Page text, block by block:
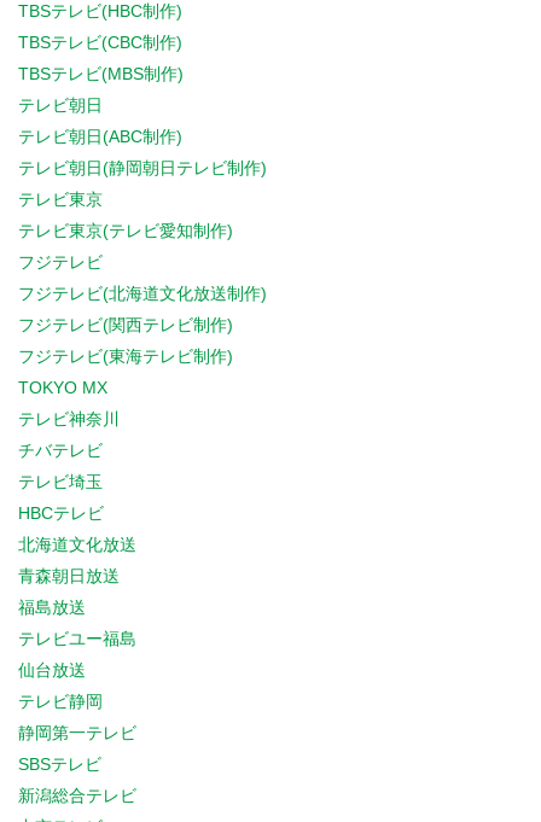
TBSテレビ(HBC制作)
TBSテレビ(CBC制作)
TBSテレビ(MBS制作)
テレビ朝日
テレビ朝日(ABC制作)
テレビ朝日(静岡朝日テレビ制作)
テレビ東京
テレビ東京(テレビ愛知制作)
フジテレビ
フジテレビ(北海道文化放送制作)
フジテレビ(関西テレビ制作)
フジテレビ(東海テレビ制作)
TOKYO MX
テレビ神奈川
チバテレビ
テレビ埼玉
HBCテレビ
北海道文化放送
青森朝日放送
福島放送
テレビユー福島
仙台放送
テレビ静岡
静岡第一テレビ
SBSテレビ
新潟総合テレビ